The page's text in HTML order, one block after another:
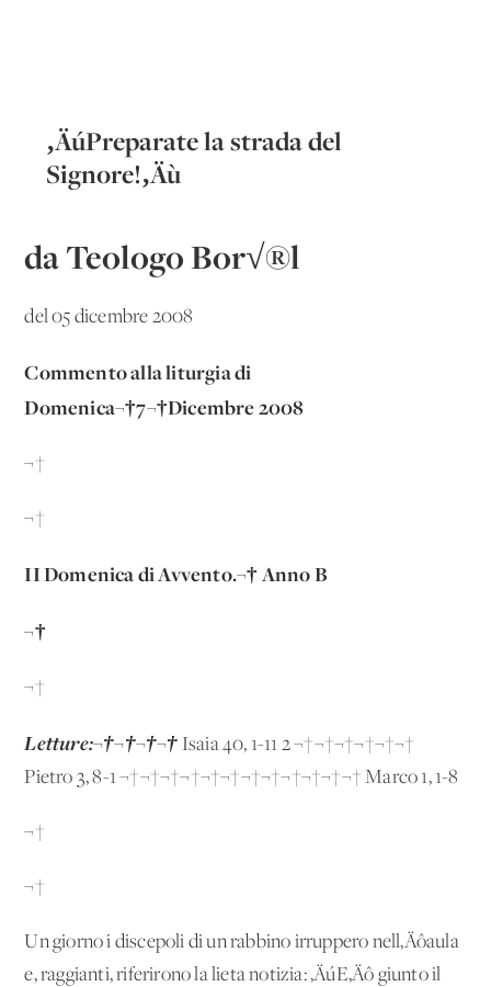
‚ÄúPreparate la strada del
Signore!‚Äù
da Teologo Bor√®l
del 05 dicembre 2008
Commento alla liturgia di
Domenica¬†7¬†Dicembre 2008
¬†
¬†
II Domenica di Avvento.¬† Anno B
¬†
¬†
Letture:¬†¬†¬†¬† Isaia 40, 1-11 2 ¬†¬†¬†¬†¬†¬†
Pietro 3, 8-1 ¬†¬†¬†¬†¬†¬†¬†¬†¬†¬†¬†¬† Marco 1, 1-8
¬†
¬†
Un giorno i discepoli di un rabbino irruppero nell‚Äôaula
e, raggianti, riferirono la lieta notizia: ‚ÄúE‚Äô giunto il